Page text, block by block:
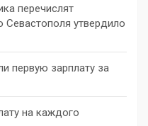
перечислят
Севастополя утвердило
первую зарплату за
на каждого